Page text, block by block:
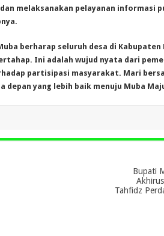
melaksanakan pelayanan informasi
berharap seluruh desa di Kabupaten
Ini adalah wujud nyata dari
partisipasi masyarakat. Mari
yang lebih baik menuju Muba
Bupati
Tahfidz